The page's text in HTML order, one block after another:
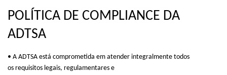
POLÍTICA DE COMPLIANCE DA
ADTSA
• A ADTSA está comprometida em atender integralmente todos
os requisitos legais, regulamentares e